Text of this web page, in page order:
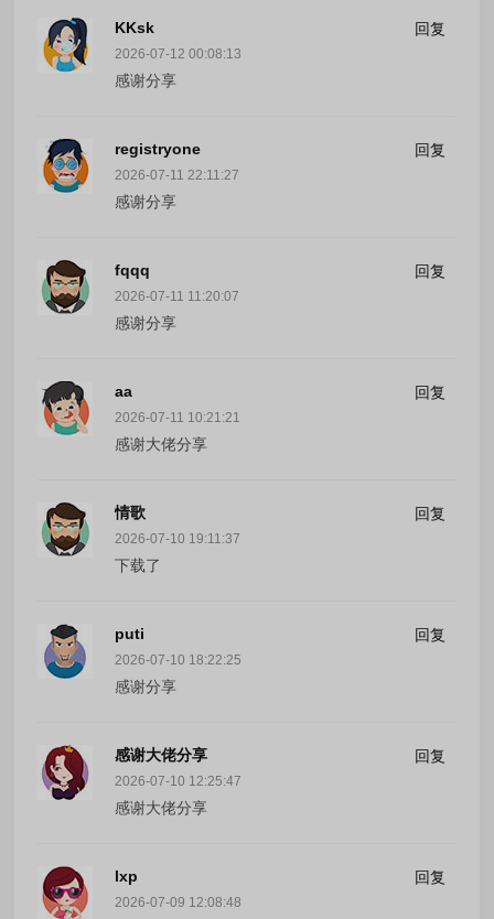
KKsk 回复
2026-07-12 00:08:13
感谢分享
registryone 回复
2026-07-11 22:11:27
感谢分享
fqqq 回复
2026-07-11 11:20:07
感谢分享
aa 回复
2026-07-11 10:21:21
感谢大佬分享
情歌 回复
2026-07-10 19:11:37
下载了
puti 回复
2026-07-10 18:22:25
感谢分享
感谢大佬分享 回复
2026-07-10 12:25:47
感谢大佬分享
lxp 回复
2026-07-09 12:08:48